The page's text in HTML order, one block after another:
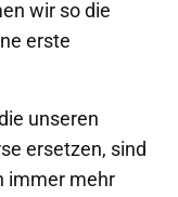
wir so die
erste
unseren
ersetzen, sind
immer mehr